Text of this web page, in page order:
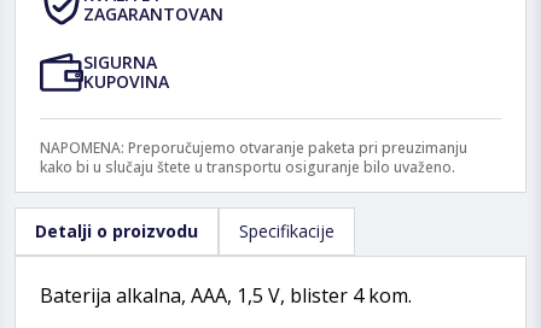
ZAGARANTOVAN
SIGURNA
KUPOVINA
NAPOMENA: Preporučujemo otvaranje paketa pri preuzimanju
kako bi u slučaju štete u transportu osiguranje bilo uvaženo.
Detalji o proizvodu Specifikacije
Baterija alkalna, AAA, 1,5 V, blister 4 kom.